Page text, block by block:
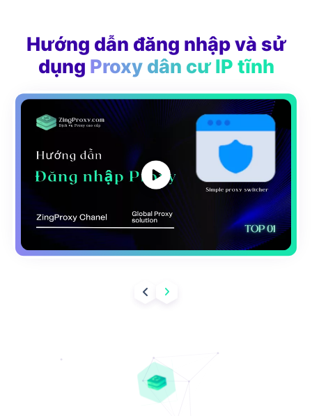
Hướng dẫn đăng nhập và sử
dụng Proxy dân cư IP tĩnh